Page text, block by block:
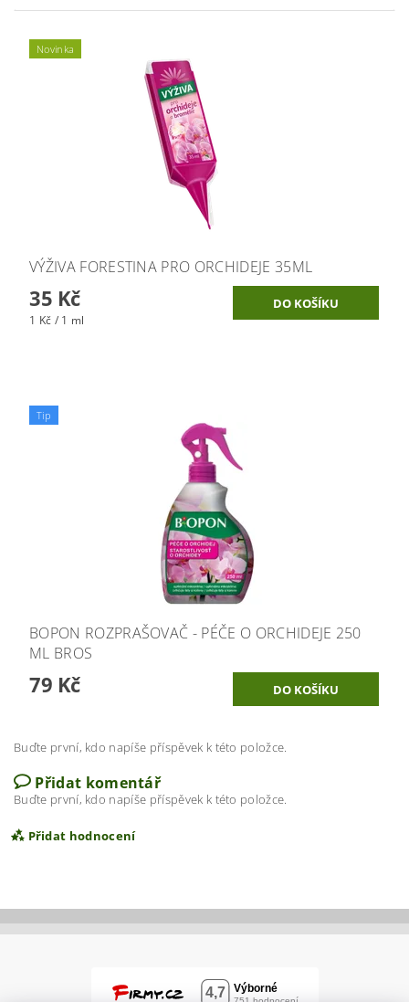
Novinka
VÝŽIVA FORESTINA PRO ORCHIDEJE 35ML
35 Kč
1 Kč / 1 ml
Tip
BOPON ROZPRAŠOVAČ - PÉČE O ORCHIDEJE 250
ML BROS
79 Kč
Buďte první, kdo napíše příspěvek k této položce.
Přidat komentář
Buďte první, kdo napíše příspěvek k této položce.
Přidat hodnocení